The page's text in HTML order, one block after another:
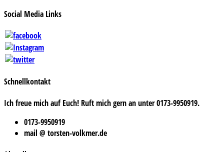
Social Media Links
Schnellkontakt
Ich freue mich auf Euch! Ruft mich gern an unter 0173-9950919.
0173-9950919
mail @ torsten-volkmer.de